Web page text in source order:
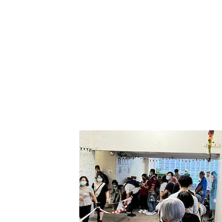
政府：會繼續嚴格執法